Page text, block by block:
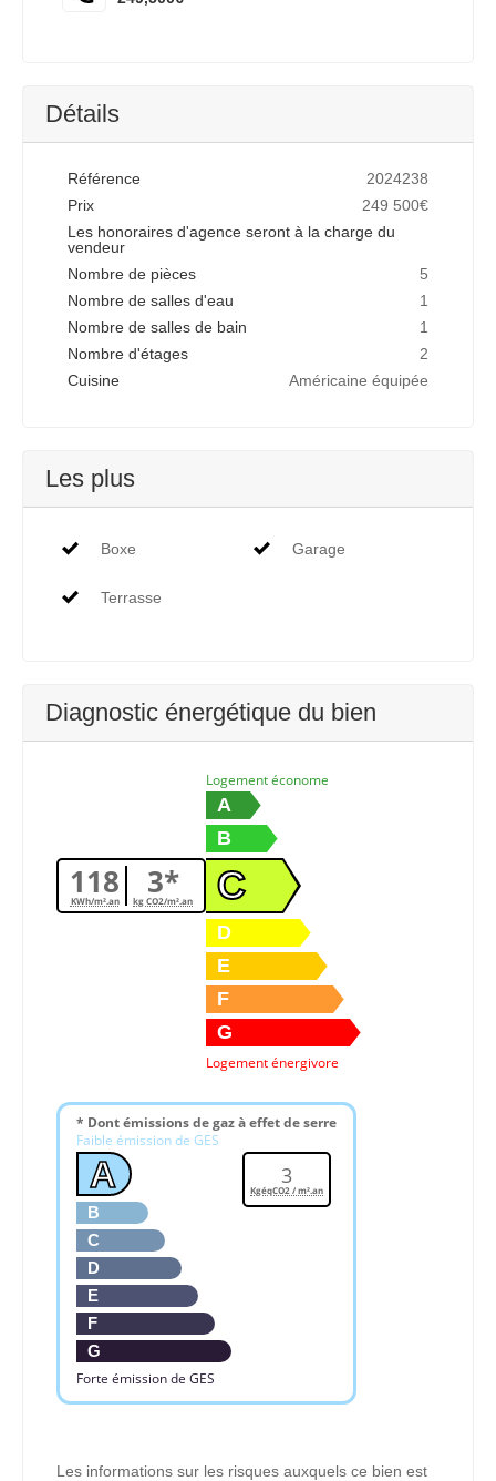
Détails
Référence
2024238
Prix
249 500€
Les honoraires d'agence seront à la charge du
vendeur
Nombre de pièces
5
Nombre de salles d'eau
1
Nombre de salles de bain
1
Nombre d'étages
2
Cuisine
Américaine équipée
Les plus
Boxe Garage
Terrasse
Diagnostic énergétique du bien
118
KWh/m².an 3*
kg CO2/m².an
Logement économe
A
B
C
D
E
F
G
Logement énergivore
* Dont émissions de gaz à effet de serre
Faible émission de GES
A
B
C
D
E
F
G
Forte émission de GES
3
KgéqCO2 / m².an
Les informations sur les risques auxquels ce bien est